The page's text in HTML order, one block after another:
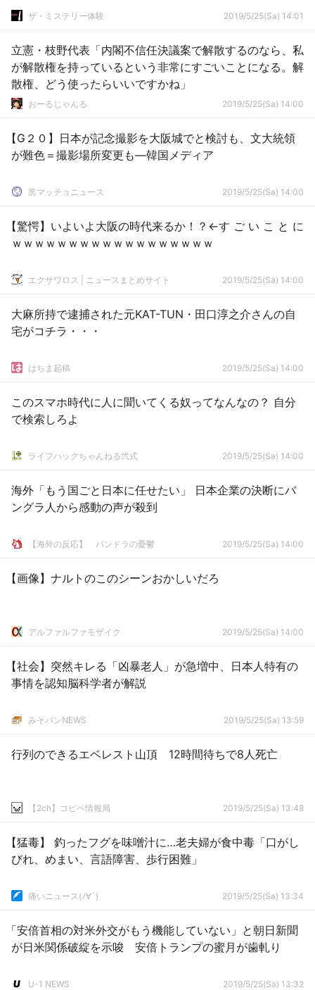
ザ・ミステリー体験 2019/5/25(Sa) 14:01
立憲・枝野代表「内閣不信任決議案で解散するのなら、私
が解散権を持っているという非常にすごいことになる。解
散権、どう使ったらいいですかね」
おーるじゃんる 2019/5/25(Sa) 14:00
【G２０】日本が記念撮影を大阪城でと検討も、文大統領
が難色＝撮影場所変更も―韓国メディア
黒マッチョニュース 2019/5/25(Sa) 14:00
【驚愕】いよいよ大阪の時代来るか！？←す ご い こ と に
ｗｗｗｗｗｗｗｗｗｗｗｗｗｗｗｗｗｗ
エクサワロス | ニュースまとめサイト 2019/5/25(Sa) 14:00
大麻所持で逮捕された元KAT-TUN・田口淳之介さんの自
宅がコチラ・・・
はちま起稿 2019/5/25(Sa) 14:00
このスマホ時代に人に聞いてくる奴ってなんなの？ 自分
で検索しろよ
ライフハックちゃんねる弐式 2019/5/25(Sa) 14:00
海外「もう国ごと日本に任せたい」 日本企業の決断にバ
ングラ人から感動の声が殺到
【海外の反応】 パンドラの憂鬱 2019/5/25(Sa) 14:00
【画像】ナルトのこのシーンおかしいだろ
アルファルファモザイク 2019/5/25(Sa) 14:00
【社会】突然キレる「凶暴老人」が急増中、日本人特有の
事情を認知脳科学者が解説
みそパンNEWS 2019/5/25(Sa) 13:59
行列のできるエベレスト山頂 12時間待ちで8人死亡
【2ch】コピペ情報局 2019/5/25(Sa) 13:48
【猛毒】 釣ったフグを味噌汁に…老夫婦が食中毒「口がし
びれ、めまい、言語障害、歩行困難」
痛いニュース(ﾉ∀`) 2019/5/25(Sa) 13:34
「安倍首相の対米外交がもう機能していない」と朝日新聞
が日米関係破綻を示唆 安倍トランプの蜜月が歯軋り
U-1 NEWS 2019/5/25(Sa) 13:32